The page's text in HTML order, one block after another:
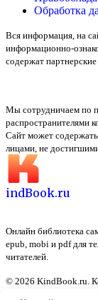
Обработка
Вся информация, на
информационно-
содержат партнерские
Мы сотрудничаем по
распространителями
Сайт может
лицами, не
indBook.ru
Онлайн библиотека
epub, mobi и pdf для
читателей.
© 2026 KindBook.ru.